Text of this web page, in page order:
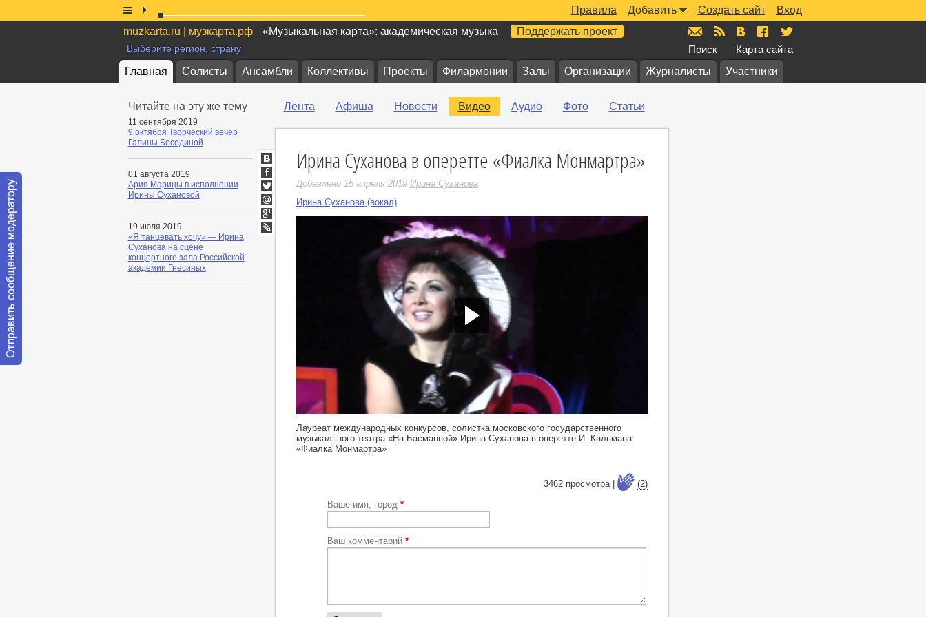
Вход
Создать сайт
Добавить
Правила
muzkarta.ru | музкарта.рф
«Музыкальная карта»: академическая музыка Поддержать проект
Выберите регион, страну Поиск Карта сайта
Главная Солисты Ансамбли Коллективы Проекты Филармонии Залы Организации Журналисты Участники
Читайте на эту же тему
11 сентября 2019
9 октября Творческий вечер
Галины Бесединой
01 августа 2019
Ария Марицы в исполнении
Ирины Сухановой
19 июля 2019
«Я танцевать хочу» — Ирина
Суханова на сцене
концертного зала Российской
академии Гнесиных
Лента Афиша Новости Видео Аудио Фото Статьи
Ирина Суханова в оперетте «Фиалка Монмартра»
Добавлено 15 апреля 2019 Ирина Суханова
Ирина Суханова (вокал)
Лауреат международных конкурсов, солистка московского государственного
музыкального театра «На Басманной» Ирина Суханова в оперетте И. Кальмана
«Фиалка Монмартра»
ВКонтакте
Facebook
Twitter
Мой
Мир
Google+
LiveJournal
3462 просмотра |
(2)
Ваше имя, город *
Ваш комментарий *